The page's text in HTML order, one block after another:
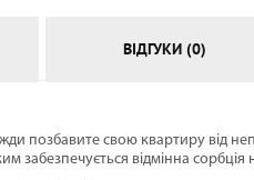
ВІДГУКИ (0)
позбавите свою квартиру від
забезпечується відмінна